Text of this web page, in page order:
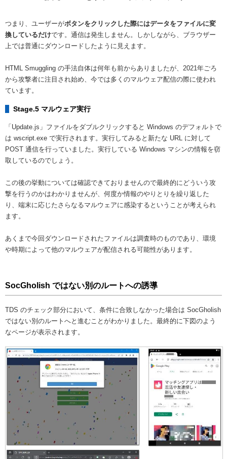
つまり、ユーザーがボタンをクリックした際にはデータをファイルに変
換しているだけです。通信は発生しません。しかしながら、ブラウザー
上では普通にダウンロードしたように見えます。
HTML Smuggling の手法自体は何年も前からありましたが、2021年ごろ
から攻撃者に注目され始め、今では多くのマルウェア配信の際に使われ
ています。
Stage.5 マルウェア実行
「Update.js」ファイルをダブルクリックすると Windows のデフォルトで
は wscript.exe で実行されます。実行してみると新たな URL に対して
POST 通信を行っていました。実行している Windows マシンの情報を窃
取しているのでしょう。
この後の挙動については確認できておりませんので最終的にどういう攻
撃を行うのかはわかりませんが、何度か情報のやりとりを繰り返した
り、端末に応じたさらなるマルウェアに感染するということが考えられ
ます。
あくまで今回ダウンロードされたファイルは調査時のものであり、環境
や時期によって他のマルウェアが配信される可能性があります。
SocGholish ではない別のルートへの誘導
TDS のチェック部分において、条件に合致しなかった場合は SocGholish
ではない別のルートへと進むことがわかりました。最終的に下図のよう
なページが表示されます。